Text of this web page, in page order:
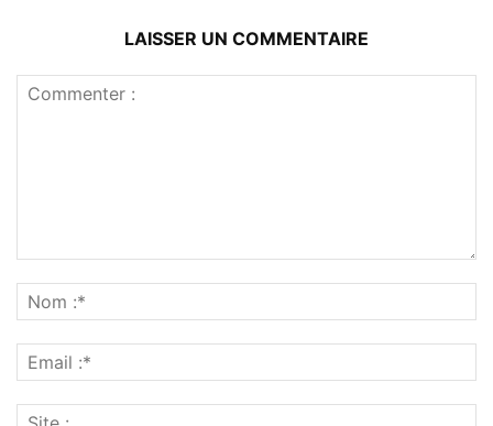
LAISSER UN COMMENTAIRE